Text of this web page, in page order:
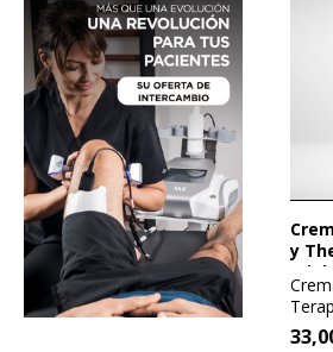
Crema conductiva Tecar
y